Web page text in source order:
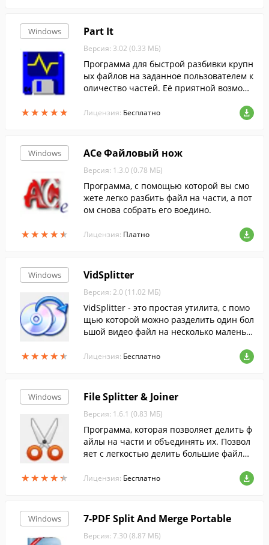
Windows
★★★★★
★★★★★
Part It
Версия: 3.02 (0.33 МБ)
Программа для быстрой разбивки крупн
ых файлов на заданное пользователем к
оличество частей. Её приятной возможн
а желаемого размера полученных файл
ов, а также возможность их склеивания
Лицензия: Бесплатно
Windows
★★★★★
★★★★★
ACe Файловый нож
Версия: 1.3.0 (0.78 МБ)
Программа, с помощью которой вы смо
жете легко разбить файл на части, а пот
ом снова собрать его воедино.
Лицензия: Платно
Windows
★★★★★
★★★★★
VidSplitter
Версия: 2.0 (11.02 МБ)
VidSplitter - это простая утилита, с помо
щью которой можно разделить один бол
ьшой видео файл на несколько маленьк
ормате AVI, MPEG, WMV, ASF, MP4 и MOV.
Лицензия: Бесплатно
Windows
★★★★★
★★★★★
File Splitter & Joiner
Версия: 1.6.1 (0.83 МБ)
Программа, которая позволяет делить ф
айлы на части и объединять их. Позвол
яет с легкостью делить большие файлы
опирования на маленькие носители.
Лицензия: Бесплатно
Windows 7-PDF Split And Merge Portable
Версия: 7.30 (8.87 МБ)